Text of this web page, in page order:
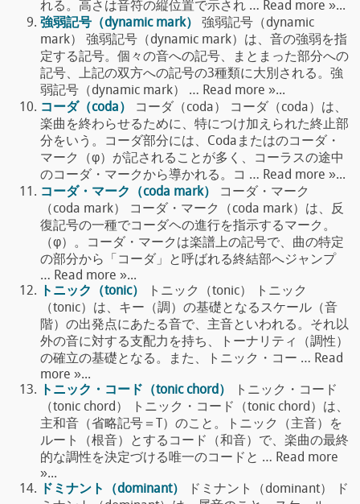
れる。高さは音符の縦位置で示され … Read more »...
強弱記号（dynamic mark）
強弱記号（dynamic
mark） 強弱記号（dynamic mark）は、音の強弱を指
定する記号。個々の音への記号、まとまった部分への
記号、上記の双方への記号の3種類に大別される。強
弱記号（dynamic mark） … Read more »...
コーダ（coda）
コーダ（coda） コーダ（coda）は、
楽曲を終わらせるために、特につけ加えられた終止部
分をいう。コーダ部分には、Codaまたはのコーダ・
マーク（φ）が記されることが多く、コーラスの途中
のコーダ・マークから導かれる。コ … Read more »...
コーダ・マーク（coda mark）
コーダ・マーク
（coda mark） コーダ・マーク（coda mark）は、反
復記号の一種でコーダヘの進行を指示するマーク。
（φ）。コーダ・マークは楽譜上の記号で、曲の特定
の部分から「コーダ」と呼ばれる終結部へジャンプ
… Read more »...
トニック（tonic）
トニック（tonic） トニック
（tonic）は、キー（調）の基礎となるスケール（音
階）の出発点にあたる音で、主音といわれる。それ以
外の音に対する支配力を持ち、トーナリティ（調性）
の確立の基礎となる。また、トニック・コー … Read
more »...
トニック・コード（tonic chord）
トニック・コード
（tonic chord） トニック・コード（tonic chord）は、
主和音（省略記号＝T）のこと。トニック（主音）を
ルート（根音）とするコード（和音）で、楽曲の最終
的な調性を決定づける唯一のコードと … Read more
»...
ドミナント（dominant）
ドミナント（dominant） ド